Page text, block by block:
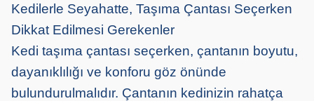
Kedilerle Seyahatte, Taşıma Çantası Seçerken
Dikkat Edilmesi Gerekenler
Kedi taşıma çantası seçerken, çantanın boyutu,
dayanıklılığı ve konforu göz önünde
bulundurulmalıdır. Çantanın kedinizin rahatça